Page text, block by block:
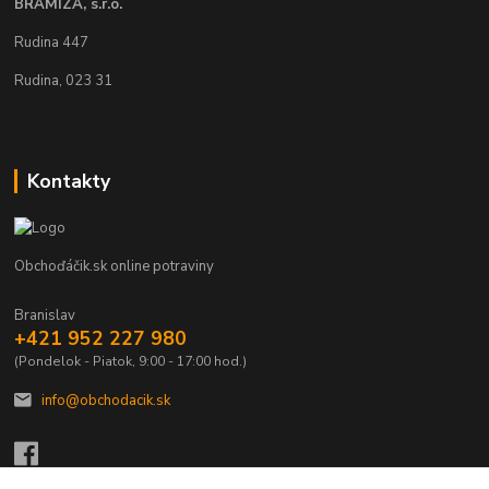
BRAMIZA, s.r.o.
Rudina 447
Rudina, 023 31
Kontakty
Obchoďáčik.sk online potraviny
Branislav
+421 952 227 980
(Pondelok - Piatok, 9:00 - 17:00 hod.)
info@obchodacik.sk